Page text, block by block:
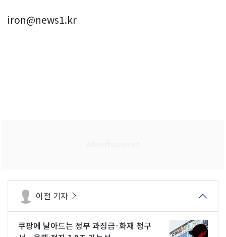
iron@news1.kr
이철 기자
쿠팡에 날아드는 정부 과징금·화재 청구